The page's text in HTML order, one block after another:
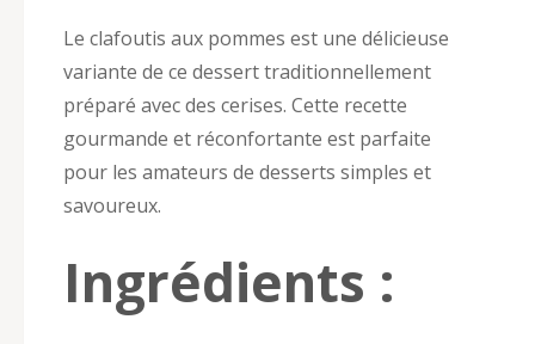
Le clafoutis aux pommes est une délicieuse
variante de ce dessert traditionnellement
préparé avec des cerises. Cette recette
gourmande et réconfortante est parfaite
pour les amateurs de desserts simples et
savoureux.
Ingrédients :